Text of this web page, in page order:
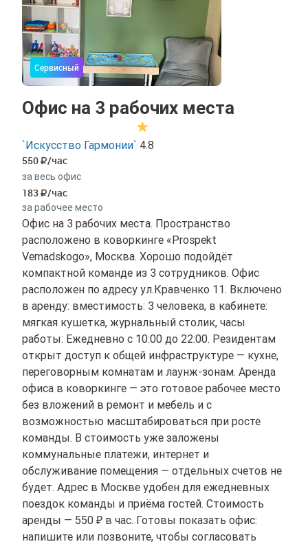
Сервисный
Офис на 3 рабочих места
`Искусство Гармонии` 4.8
550 /час
за весь офис
183 /час
за рабочее место
Офис на 3 рабочих места. Пространство
расположено в коворкинге «Prospekt
Vernadskogo», Москва. Хорошо подойдёт
компактной команде из 3 сотрудников. Офис
расположен по адресу ул.Кравченко 11. Включено
в аренду: вместимость: 3 человека, в кабинете:
мягкая кушетка, журнальный столик, часы
работы: Ежедневно с 10:00 до 22:00. Резидентам
открыт доступ к общей инфраструктуре — кухне,
переговорным комнатам и лаунж-зонам. Аренда
офиса в коворкинге — это готовое рабочее место
без вложений в ремонт и мебель и с
возможностью масштабироваться при росте
команды. В стоимость уже заложены
коммунальные платежи, интернет и
обслуживание помещения — отдельных счетов не
будет. Адрес в Москве удобен для ежедневных
поездок команды и приёма гостей. Стоимость
аренды — 550 ₽ в час. Готовы показать офис:
напишите или позвоните, чтобы согласовать